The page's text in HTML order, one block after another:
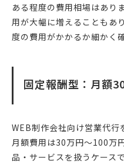
ある程度の費用相場はあり
用が大幅に増えることもあ
度の費用がかかるか細かく
固定報酬型：月額
WEB制作会社向け営業代行
月額費用は30万円〜100万
品・サービスを扱うケース